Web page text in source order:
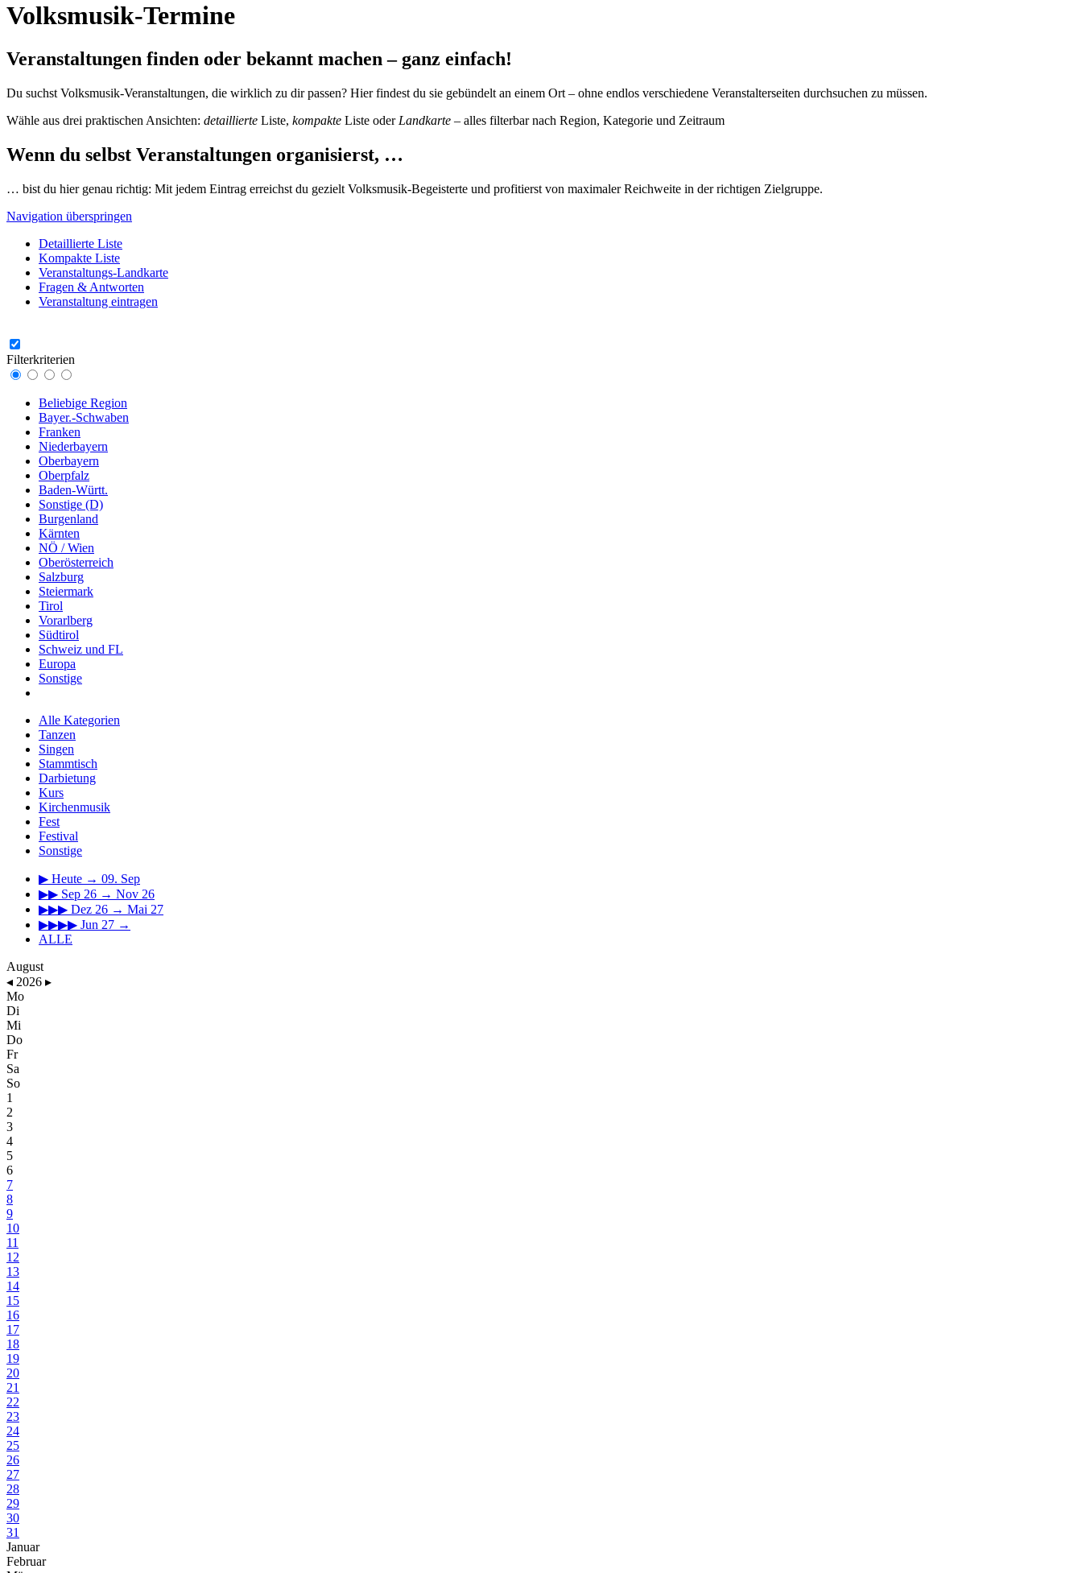
Volksmusik-Termine
Veranstaltungen finden oder bekannt machen – ganz einfach!
Du suchst Volksmusik-Veranstaltungen, die wirklich zu dir passen? Hier findest du sie gebündelt an einem Ort – ohne endlos verschiedene Veranstalterseiten durchsuchen zu müssen.
Wähle aus drei praktischen Ansichten: detaillierte Liste, kompakte Liste oder Landkarte – alles filterbar nach Region, Kategorie und Zeitraum
Wenn du selbst Veranstaltungen organisierst, …
… bist du hier genau richtig: Mit jedem Eintrag erreichst du gezielt Volksmusik-Begeisterte und profitierst von maximaler Reichweite in der richtigen Zielgruppe.
Navigation überspringen
Detaillierte Liste
Kompakte Liste
Veranstaltungs-Landkarte
Fragen & Antworten
Veranstaltung eintragen
Filterkriterien
Beliebige Region
Bayer.-Schwaben
Franken
Niederbayern
Oberbayern
Oberpfalz
Baden-Württ.
Sonstige (D)
Burgenland
Kärnten
NÖ / Wien
Oberösterreich
Salzburg
Steiermark
Tirol
Vorarlberg
Südtirol
Schweiz und FL
Europa
Sonstige
Alle Kategorien
Tanzen
Singen
Stammtisch
Darbietung
Kurs
Kirchenmusik
Fest
Festival
Sonstige
▶ Heute → 09. Sep
▶▶ Sep 26 → Nov 26
▶▶▶ Dez 26 → Mai 27
▶▶▶▶ Jun 27 →
ALLE
August
◂ 2026 ▸
Mo
Di
Mi
Do
Fr
Sa
So
1
2
3
4
5
6
7
8
9
10
11
12
13
14
15
16
17
18
19
20
21
22
23
24
25
26
27
28
29
30
31
Januar
Februar